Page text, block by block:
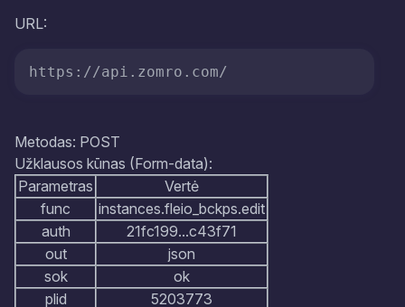
URL:
https://api.zomro.com/
Metodas: POST
Užklausos kūnas (Form-data):
Parametras
Vertė
func
instances.fleio_bckps.edit
auth
21fc199...c43f71
out
json
sok
ok
plid
5203773